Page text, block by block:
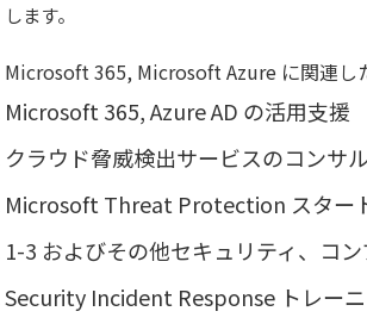
します。
Microsoft 365, Microsoft Azure に関連し
Microsoft 365, Azure AD の活用支援
クラウド脅威検出サービスのコンサ
Microsoft Threat Protection スター
1-3 およびその他セキュリティ、コ
Security Incident Response トレー